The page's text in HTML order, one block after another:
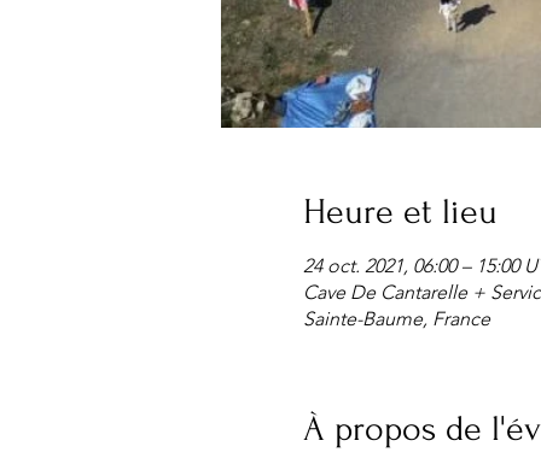
Heure et lieu
24 oct. 2021, 06:00 – 15:00
Cave De Cantarelle +
Sainte-Baume, France
À propos de